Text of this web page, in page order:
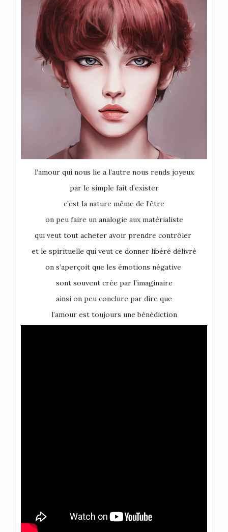
l’amour qui nous lie a l’autre nous rends joyeux
par le simple fait d’exister
c’est la nature même de l’être
on peu faire un analogie aux matérialiste
qui veut tout acheter avoir prendre contrôler
et le spirituelle qui veut ce donner libéré délivré
on s’aperçoit que les émotions négative
sont souvent crée par l’imaginaire
ainsi on peu conclure par dire que
l’amour est toujours une bénédiction